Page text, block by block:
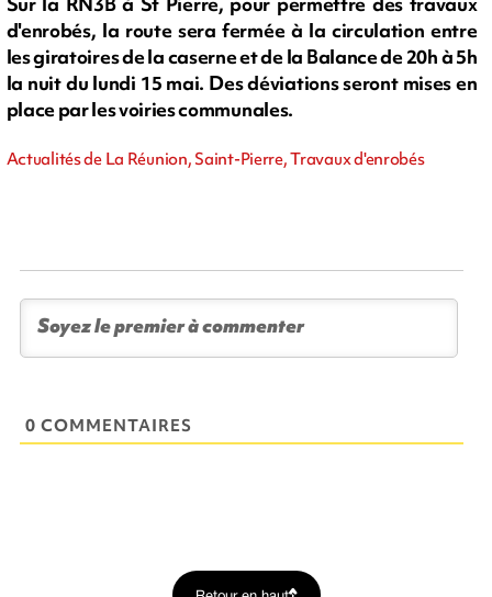
d'enrobés, la route sera fermée à la circulation entre
les giratoires de la caserne et de la Balance de 20h à 5h
la nuit du lundi 15 mai. Des déviations seront mises en
place par les voiries communales.
Actualités de La Réunion, Saint-Pierre, Travaux d'enrobés
0 COMMENTAIRES